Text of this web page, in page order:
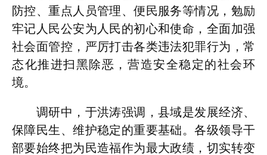
防控、重点人员管理、便民服务等情况，勉励
牢记人民公安为人民的初心和使命，全面加强
社会面管控，严厉打击各类违法犯罪行为，常
态化推进扫黑除恶，营造安全稳定的社会环
境。
调研中，于洪涛强调，县域是发展经济、
保障民生、维护稳定的重要基础。各级领导干
部要始终把为民造福作为最大政绩，切实转变